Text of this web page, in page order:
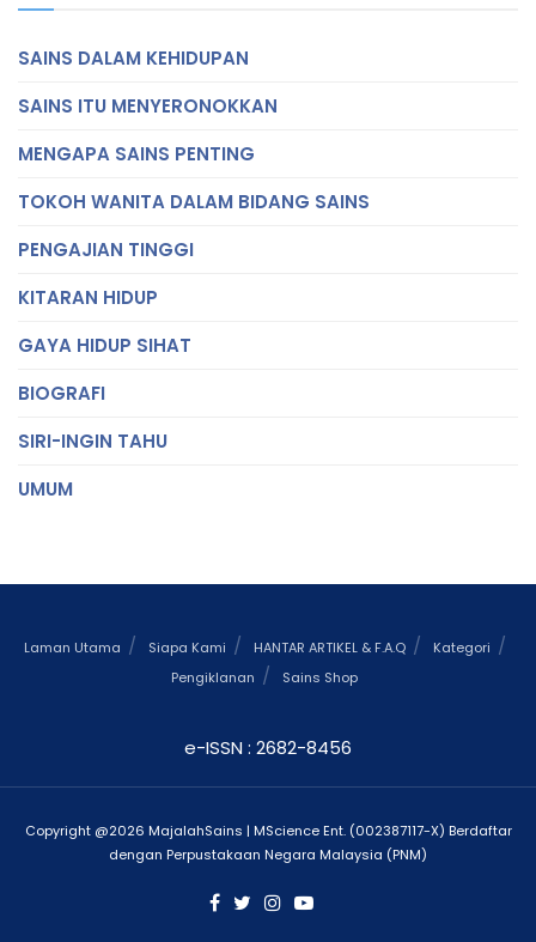
SAINS DALAM KEHIDUPAN
SAINS ITU MENYERONOKKAN
MENGAPA SAINS PENTING
TOKOH WANITA DALAM BIDANG SAINS
PENGAJIAN TINGGI
KITARAN HIDUP
GAYA HIDUP SIHAT
BIOGRAFI
SIRI-INGIN TAHU
UMUM
Laman Utama Siapa Kami HANTAR ARTIKEL & F.A.Q
Kategori
Pengiklanan
Sains Shop
e-ISSN : 2682-8456
Copyright @2026 MajalahSains | MScience Ent. (002387117-X) Berdaftar
dengan Perpustakaan Negara Malaysia (PNM)